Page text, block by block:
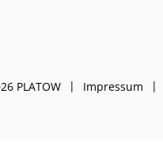
PLATOW Impressum